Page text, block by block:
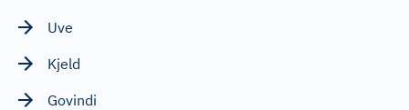
Uve
Kjeld
Govindi